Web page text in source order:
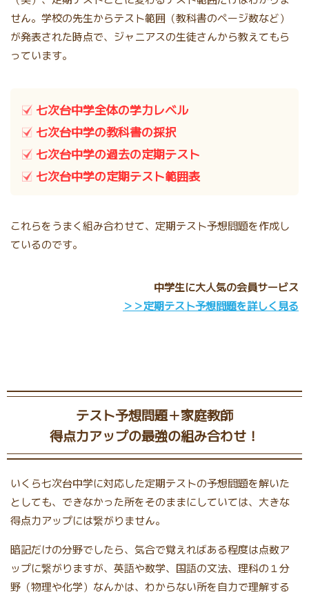
せん。学校の先生からテスト範囲（教科書のページ数など）
が発表された時点で、ジャニアスの生徒さんから教えてもら
っています。
七次台中学全体の学力レベル
七次台中学の教科書の採択
七次台中学の過去の定期テスト
七次台中学の定期テスト範囲表
これらをうまく組み合わせて、定期テスト予想問題を作成し
ているのです。
中学生に大人気の会員サービス
＞＞定期テスト予想問題を詳しく見る
テスト予想問題＋家庭教師
得点力アップの最強の組み合わせ！
いくら七次台中学に対応した定期テストの予想問題を解いた
としても、できなかった所をそのままにしていては、大きな
得点力アップには繋がりません。
暗記だけの分野でしたら、気合で覚えればある程度は点数ア
ップに繋がりますが、英語や数学、国語の文法、理科の１分
野（物理や化学）なんかは、わからない所を自力で理解する